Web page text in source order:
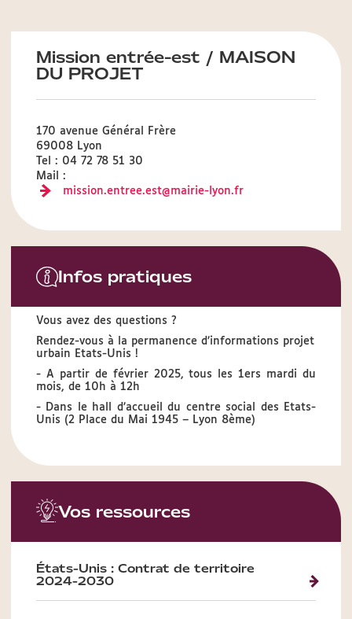
Mission entrée-est / MAISON
DU PROJET
170 avenue Général Frère
69008 Lyon
Tel : 04 72 78 51 30
Mail :
mission.entree.est@mairie-lyon.fr
Infos pratiques
Vous avez des questions ?
Rendez-vous à la permanence d’informations projet
urbain Etats-Unis !
- A partir de février 2025, tous les 1ers mardi du
mois, de 10h à 12h
- Dans le hall d’accueil du centre social des Etats-
Unis (2 Place du Mai 1945 – Lyon 8ème)
Vos ressources
États-Unis : Contrat de territoire
2024-2030